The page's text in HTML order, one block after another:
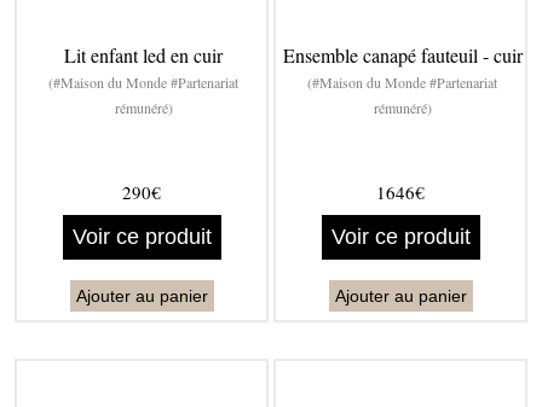
Lit enfant led en cuir
(#Maison du Monde #Partenariat
rémunéré)
290€
Voir ce produit
Ajouter au panier
Ensemble canapé fauteuil - cuir
(#Maison du Monde #Partenariat
rémunéré)
1646€
Voir ce produit
Ajouter au panier